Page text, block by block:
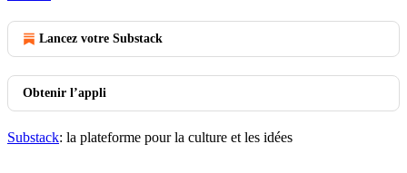
Lancez votre Substack
Obtenir l’appli
Substack: la plateforme pour la culture et les idées